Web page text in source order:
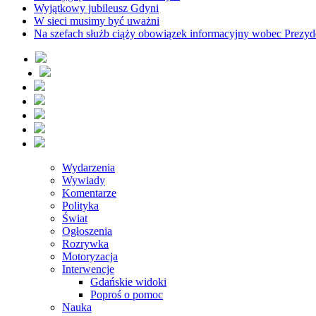
Wyjątkowy jubileusz Gdyni
W sieci musimy być uważni
Na szefach służb ciąży obowiązek informacyjny wobec
Wydarzenia
Wywiady
Komentarze
Polityka
Świat
Ogłoszenia
Rozrywka
Motoryzacja
Interwencje
Gdańskie widoki
Poproś o pomoc
Nauka